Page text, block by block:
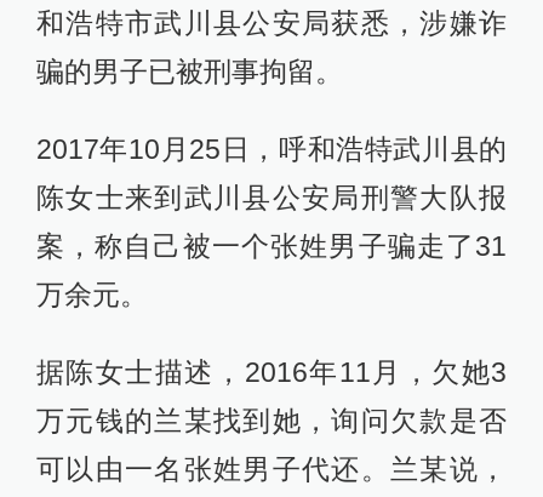
和浩特市武川县公安局获悉，涉嫌诈
骗的男子已被刑事拘留。
2017年10月25日，呼和浩特武川县的
陈女士来到武川县公安局刑警大队报
案，称自己被一个张姓男子骗走了31
万余元。
据陈女士描述，2016年11月，欠她3
万元钱的兰某找到她，询问欠款是否
可以由一名张姓男子代还。兰某说，